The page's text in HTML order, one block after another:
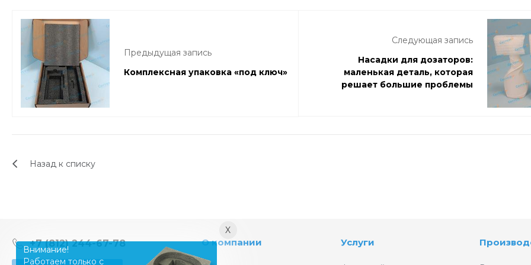
Предыдущая запись
Комплексная упаковка «под ключ»
Следующая запись
Насадки для дозаторов:
маленькая деталь, которая
решает большие проблемы
Назад к списку
+7 (812) 244-67-78 О компании Услуги
X
Внимание!
Работаем только с